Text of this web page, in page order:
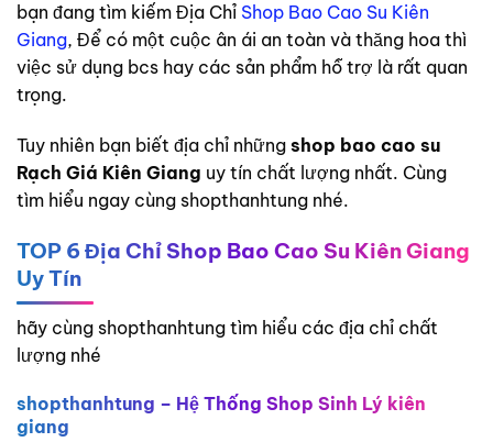
bạn đang tìm kiếm Địa Chỉ Shop Bao Cao Su Kiên
Giang, Để có một cuộc ân ái an toàn và thăng hoa thì
việc sử dụng bcs hay các sản phẩm hỗ trợ là rất quan
trọng.
Tuy nhiên bạn biết địa chỉ những shop bao cao su
Rạch Giá Kiên Giang uy tín chất lượng nhất. Cùng
tìm hiểu ngay cùng shopthanhtung nhé.
TOP 6 Địa Chỉ Shop Bao Cao Su Kiên Giang
Uy Tín
hãy cùng shopthanhtung tìm hiểu các địa chỉ chất
lượng nhé
shopthanhtung – Hệ Thống Shop Sinh Lý kiên
giang